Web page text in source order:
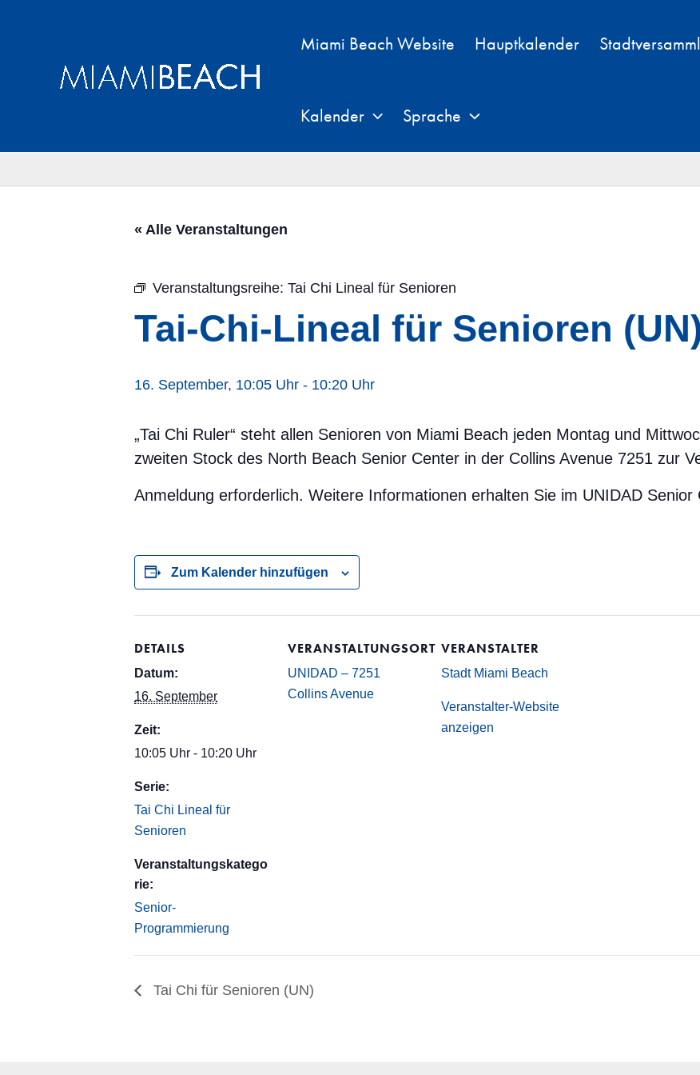
Miami Beach Website Hauptkalender
Kalender Sprache
« Alle Veranstaltungen
Veranstaltungsreihe: Tai Chi Lineal für Senioren
Tai-Chi-Lineal für Senioren
16. September, 10:05 Uhr - 10:20 Uhr
„Tai Chi Ruler“ steht allen Senioren von Miami Beach jeden Montag und
zweiten Stock des North Beach Senior Center in der Collins Avenue 7251 zur
Anmeldung erforderlich. Weitere Informationen erhalten Sie im UNIDAD
Zum Kalender hinzufügen
DETAILS
Datum:
16. September
Zeit:
10:05 Uhr - 10:20 Uhr
Serie:
Tai Chi Lineal für
Senioren
Veranstaltungskatego
rie:
Senior-
Programmierung
VERANSTALTUNGSORT
UNIDAD – 7251
Collins Avenue
VERANSTALTER
Stadt Miami Beach
Veranstalter-Website
anzeigen
Tai Chi für Senioren (UN)